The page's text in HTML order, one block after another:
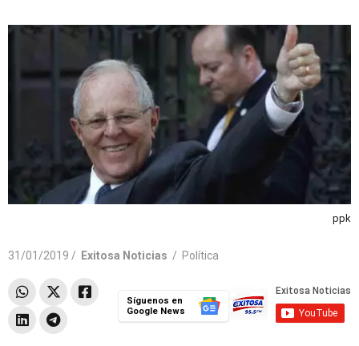
ppk
31/01/2019 / Exitosa Noticias / Política
Síguenos en
Google News